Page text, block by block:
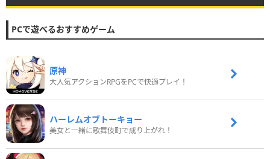
PCで遊べるおすすめゲーム
原神
大人気アクションRPGをPCで快適プレイ！
ハーレムオブトーキョー
美女と一緒に歌舞伎町で成り上がれ！